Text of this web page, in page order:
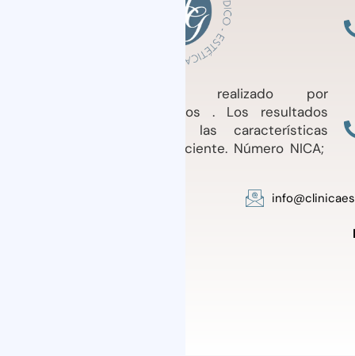
Tratamiento médico realizado por
profesionales cualificados . Los resultados
pueden variar según las características
individuales de cada Paciente. Número NICA;